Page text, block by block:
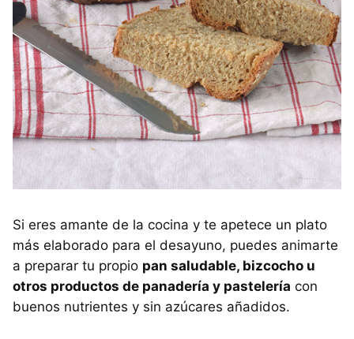
Si eres amante de la cocina y te apetece un plato
más elaborado para el desayuno, puedes animarte
a preparar tu propio pan saludable, bizcocho u
otros productos de panadería y pastelería con
buenos nutrientes y sin azúcares añadidos.